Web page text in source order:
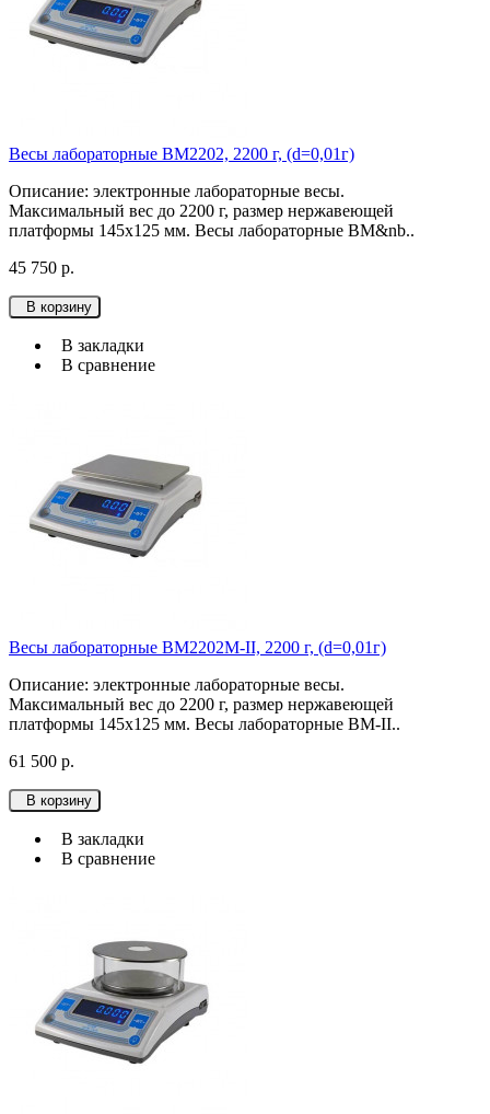
Весы лабораторные ВМ2202, 2200 г, (d=0,01г)
Описание: электронные лабораторные весы.
Максимальный вес до 2200 г, размер нержавеющей
платформы 145х125 мм. Весы лабораторные ВМ&nb..
45 750 р.
В корзину
В закладки
В сравнение
Весы лабораторные ВМ2202М-II, 2200 г, (d=0,01г)
Описание: электронные лабораторные весы.
Максимальный вес до 2200 г, размер нержавеющей
платформы 145х125 мм. Весы лабораторные ВМ-II..
61 500 р.
В корзину
В закладки
В сравнение